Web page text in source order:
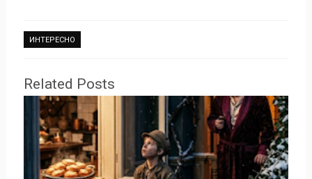
ИНТЕРЕСНО
Related Posts